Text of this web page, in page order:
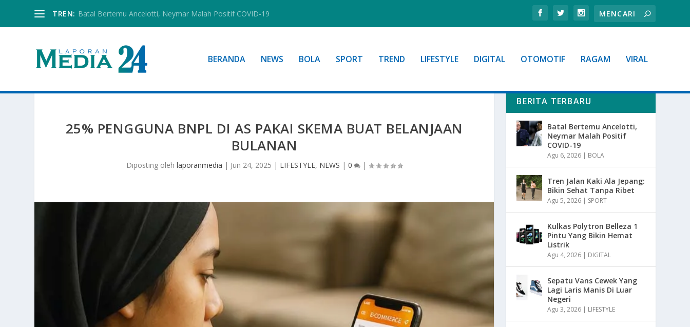
TREN: Batal Bertemu Ancelotti, Neymar Malah Positif COVID-19
BERANDA NEWS BOLA SPORT TREND LIFESTYLE DIGITAL OTOMOTIF RAGAM VIRAL
25% PENGGUNA BNPL DI AS PAKAI SKEMA BUAT BELANJAAN
BULANAN
Diposting oleh laporanmedia | Jun 24, 2025 | LIFESTYLE, NEWS | 0 |
BERITA TERBARU
Batal Bertemu Ancelotti,
Neymar Malah Positif
COVID-19
Agu 6, 2026 | BOLA
Tren Jalan Kaki Ala Jepang:
Bikin Sehat Tanpa Ribet
Agu 5, 2026 | SPORT
Kulkas Polytron Belleza 1
Pintu Yang Bikin Hemat
Listrik
Agu 4, 2026 | DIGITAL
Sepatu Vans Cewek Yang
Lagi Laris Manis Di Luar
Negeri
Agu 3, 2026 | LIFESTYLE